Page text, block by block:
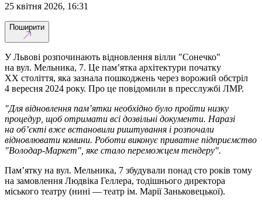
25 квітня 2026, 16:31
Поширити
У Львові розпочинають відновлення вілли "Сонечко"
на вул. Мельника, 7. Це пам’ятка архітектури початку
ХХ століття, яка зазнала пошкоджень через ворожий обстріл
4 вересня 2024 року. Про це повідомили в пресслужбі ЛМР.
"Для відновлення пам’ятки необхідно було пройти низку
процедур, щоб отримати всі дозвільні документи. Наразі
на об’єкті вже встановили риштування і розпочали
відновлювати комини. Роботи виконує приватне підприємство
"Володар-Маркет", яке стало переможцем тендеру".
Пам’ятку на вул. Мельника, 7 збудували понад сто років тому
на замовлення Людвіка Геллера, тодішнього директора
міського театру (нині — театр ім. Марії Заньковецької).